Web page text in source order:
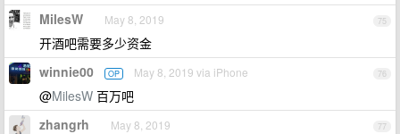
75
MilesW May 8, 2019
开酒吧需要多少资金
76
winnie00 OP May 8, 2019 via iPhone
@MilesW 百万吧
77
zhangrh May 8, 2019